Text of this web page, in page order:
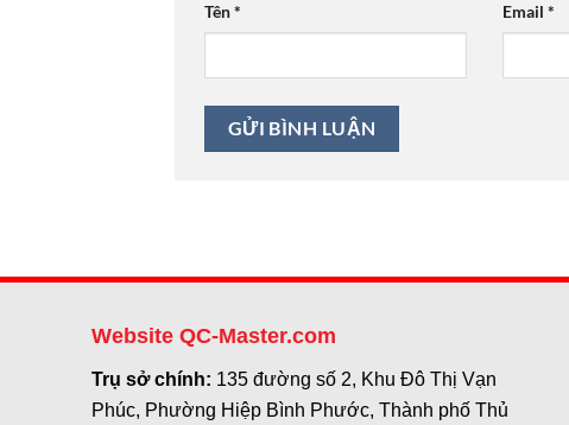
Tên* Email *
Website QC-Master.com
Trụ sở chính: 135 đường số 2, Khu Đô Thị Vạn
Phúc, Phường Hiệp Bình Phước, Thành phố Thủ